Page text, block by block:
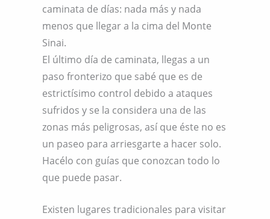
caminata de días: nada más y nada
menos que llegar a la cima del Monte
Sinai.
El último día de caminata, llegas a un
paso fronterizo que sabé que es de
estrictísimo control debido a ataques
sufridos y se la considera una de las
zonas más peligrosas, así que éste no es
un paseo para arriesgarte a hacer solo.
Hacélo con guías que conozcan todo lo
que puede pasar.
Existen lugares tradicionales para visitar